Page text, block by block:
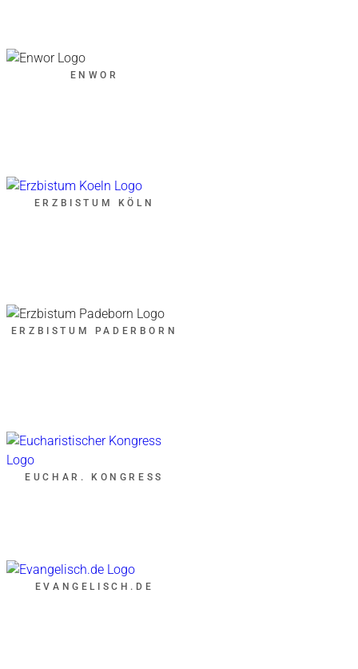
ENWOR
ERZBISTUM KÖLN
ERZBISTUM PADERBORN
EUCHAR. KONGRESS
EVANGELISCH.DE